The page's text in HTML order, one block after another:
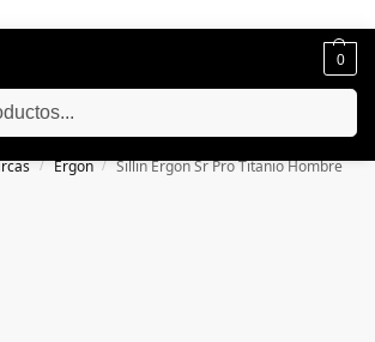
0
Colombia por compras superiores a $250.000
/ Ergon / Sillin Ergon Sr Pro Titanio Hombre